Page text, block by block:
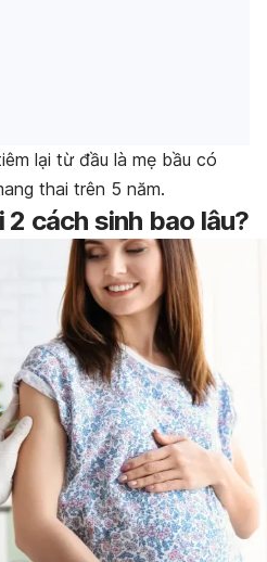
lại từ đầu là mẹ bầu có
thai trên 5 năm.
2 cách sinh bao lâu?